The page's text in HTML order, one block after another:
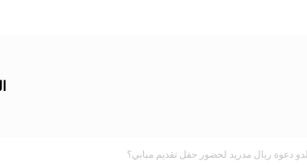
دعوة ريال مدريد لحضور حفل تقديم مبابي؟